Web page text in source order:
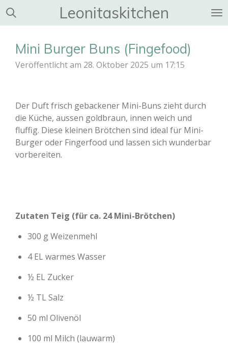
Zum
Leonitaskitchen
Mini Burger Buns (Fingefood)
Veröffentlicht am 28. Oktober 2025 um 17:15
Der Duft frisch gebackener Mini-Buns zieht durch
die Küche, aussen goldbraun, innen weich und
fluffig. Diese kleinen Brötchen sind ideal für Mini-
Burger oder Fingerfood und lassen sich wunderbar
vorbereiten.
Zutaten Teig (für ca. 24 Mini-Brötchen)
300 g Weizenmehl
4 EL warmes Wasser
½ EL Zucker
½ TL Salz
50 ml Olivenöl
100 ml Milch (lauwarm)